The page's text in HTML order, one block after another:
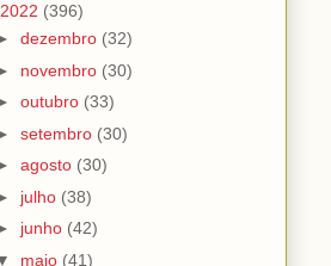
2022 (396)
dezembro (32)
novembro (30)
outubro (33)
setembro (30)
agosto (30)
julho (38)
junho (42)
maio (41)